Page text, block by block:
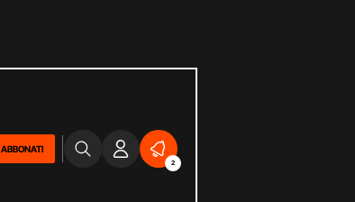
ABBONATI
2